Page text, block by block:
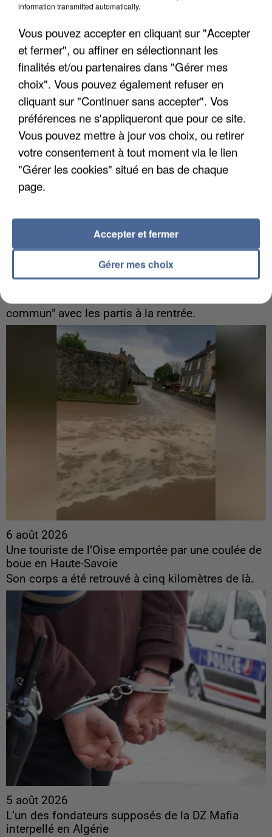
Un cofondateur du réseau avait été interpellé
quelques jours plus tôt.
6 août 2026
Gabriel Attal et Raphaël Glucksmann visés par des
ingérences...
commun" avec les partis à la rentrée.
6 août 2026
Une touriste de l’Oise emportée par une coulée de
boue en Haute-Savoie
Son corps a été retrouvé à cinq kilomètres de là.
5 août 2026
L’un des fondateurs supposés de la DZ Mafia
interpellé en Algérie
information transmitted automatically.
Vous pouvez accepter en cliquant sur "Accepter
et fermer", ou affiner en sélectionnant les
finalités et/ou partenaires dans "Gérer mes
choix". Vous pouvez également refuser en
cliquant sur "Continuer sans accepter". Vos
préférences ne s'appliqueront que pour ce site.
Vous pouvez mettre à jour vos choix, ou retirer
votre consentement à tout moment via le lien
"Gérer les cookies" situé en bas de chaque
page.
Gérer mes choix
Accepter et fermer